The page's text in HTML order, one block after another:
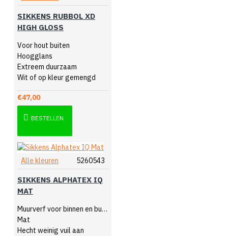
SIKKENS RUBBOL XD
HIGH GLOSS
Voor hout buiten
Hoogglans
Extreem duurzaam
Wit of op kleur gemengd
€47,00
BESTELLEN
Alle kleuren 5260543
SIKKENS ALPHATEX IQ
MAT
Muurverf voor binnen en buiten
Mat
Hecht weinig vuil aan